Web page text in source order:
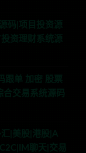
码|项目投资源
资理财系统源
跟单 加密 股票
合交易系统源码
|美股|港股|A
聊天|交易